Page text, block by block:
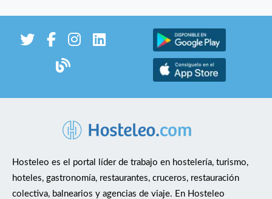
Hosteleo es el portal líder de trabajo en hostelería, turismo,
hoteles, gastronomía, restaurantes, cruceros, restauración
colectiva, balnearios y agencias de viaje. En Hosteleo